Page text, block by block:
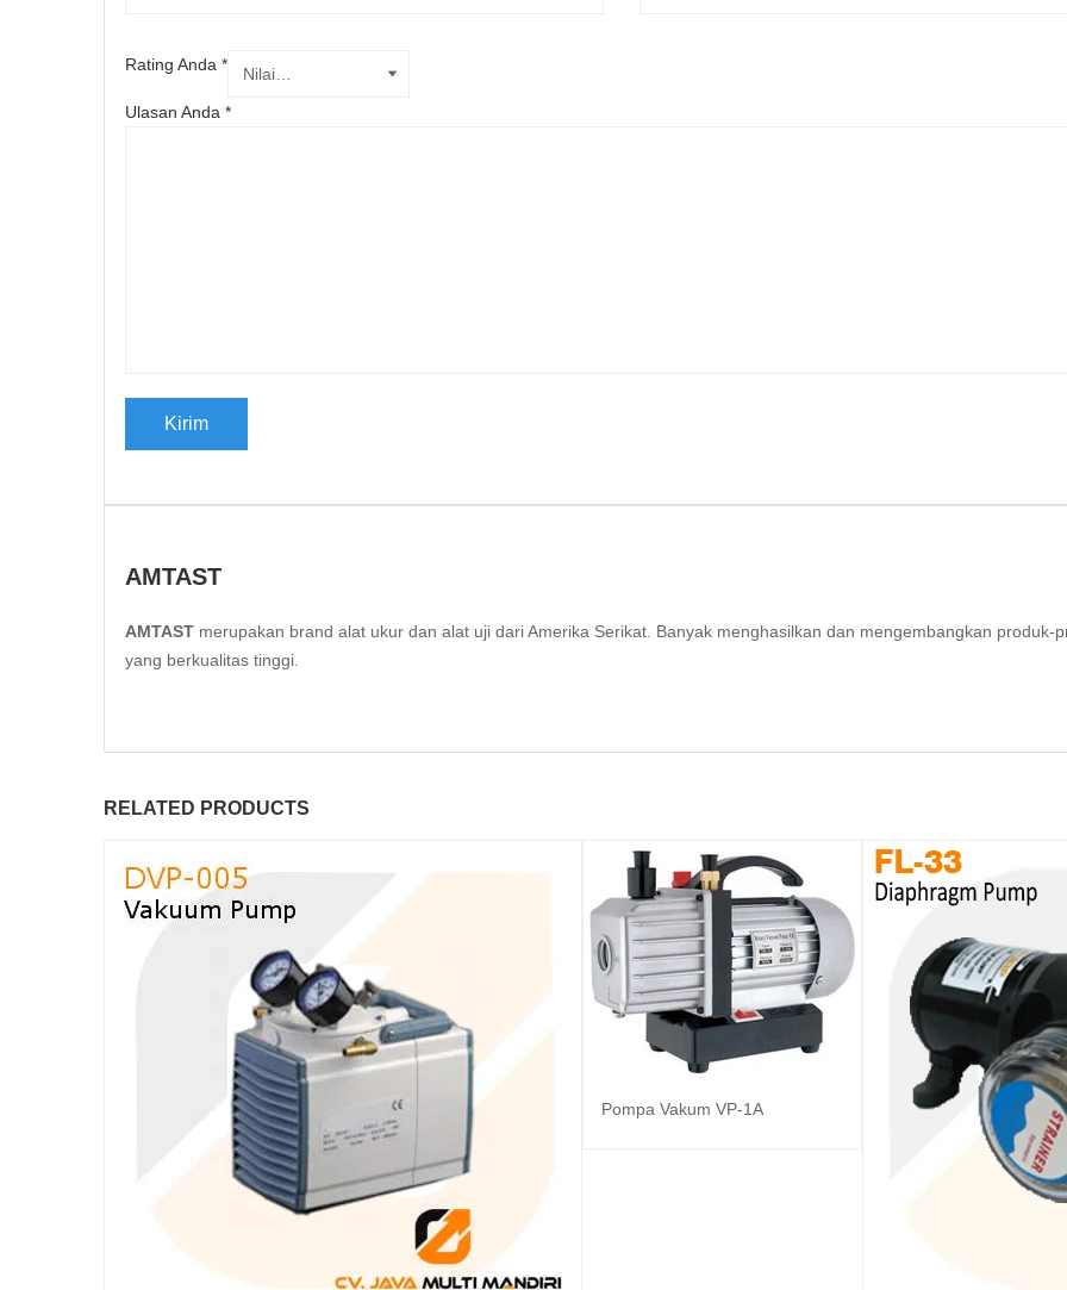
Rating Anda *
Ulasan Anda *
AMTAST
AMTAST merupakan brand alat ukur dan alat uji dari Amerika Serikat. Banyak menghasilkan dan mengembangkan produk-
yang berkualitas tinggi.
RELATED PRODUCTS
Baca selengkapnya
Pompa Vakum VP-1A